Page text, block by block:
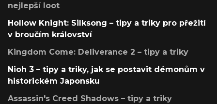
nejlepší loot
Hollow Knight: Silksong – tipy a triky pro přežití
v broučím království
Kingdom Come: Deliverance 2 – tipy a triky
Nioh 3 – tipy a triky, jak se postavit démonům v
historickém Japonsku
Assassin's Creed Shadows – tipy a triky